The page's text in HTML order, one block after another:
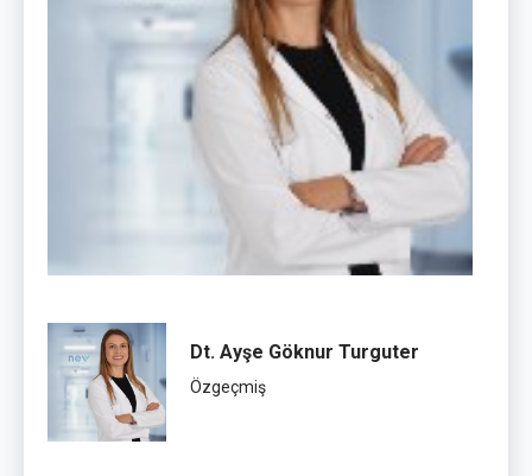
Dt. Ayşe Göknur Turguter
Özgeçmiş